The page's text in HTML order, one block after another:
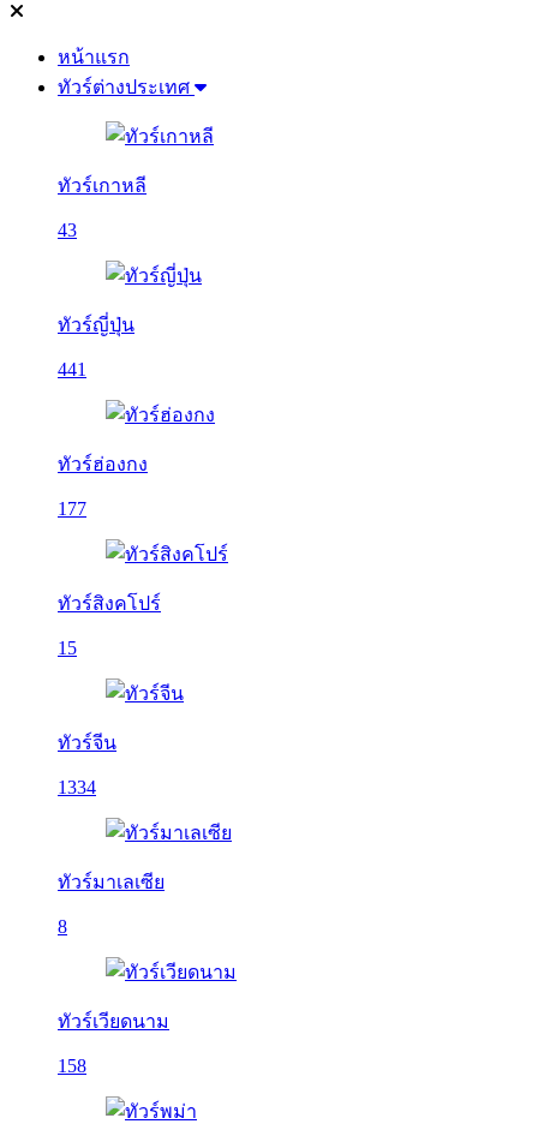
หน้าแรก
ทัวร์ต่างประเทศ
ทัวร์เกาหลี
43
ทัวร์ญี่ปุ่น
441
ทัวร์ฮ่องกง
177
ทัวร์สิงคโปร์
15
ทัวร์จีน
1334
ทัวร์มาเลเซีย
8
ทัวร์เวียดนาม
158